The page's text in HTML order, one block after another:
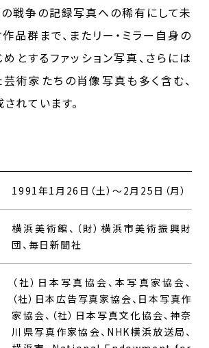
戦争の記録写真への稀有にして未
品群まで、またリー・ミラー自身の
とするファッション写真、さらには
術家たちの肖像写真も多く含む、
れています。
1991年1月26日（土）～2月25日（月）
横浜美術館、（財）横浜市美術振興財
団、毎日新聞社
（社）日本写真協会、本写真家協会、
（社）日本広告写真家協会、日本写真作
家協会、（社）日本写真文化協会、神奈
川県写真作家協会、NHK横浜放送局、